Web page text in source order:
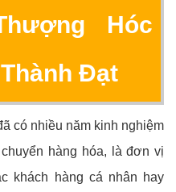
Hóc
Đạt
có nhiều năm kinh nghiệm
hàng hóa, là đơn vị
khách hàng cá nhân hay